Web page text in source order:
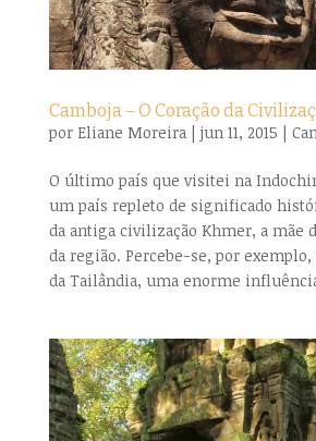
Camboja – O Coração da
por Eliane Moreira| jun 11, 2015 |
O último país que visitei na
um país repleto de significado
da antiga civilização Khmer, a mãe
da região. Percebe-se, por
da Tailândia, uma enorme